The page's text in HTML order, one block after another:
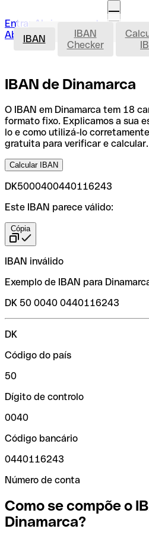
Entrar Abrir uma conta
Abrir a minha conta
IBAN
IBAN
IBAN
Checker
IBAN de Dinamarca
O IBAN em Dinamarca tem 18
formato fixo. Explicamos a sua
lo e como utilizá-lo
gratuita para verificar e calcular.
Calcular IBAN
DK5000400440116243
Este IBAN parece válido:
Cópia
IBAN inválido
Exemplo de IBAN para
DK 50 0040 0440116243
DK
Código do país
50
Dígito de controlo
0040
Código bancário
0440116243
Número de conta
Como se compõe o
Dinamarca?